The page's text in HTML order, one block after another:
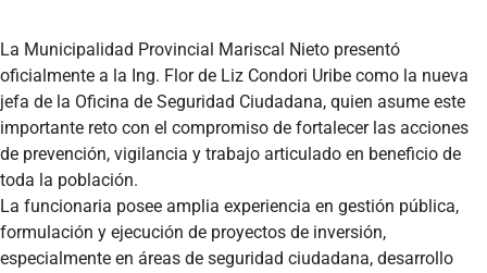
La Municipalidad Provincial Mariscal Nieto presentó
oficialmente a la Ing. Flor de Liz Condori Uribe como la nueva
jefa de la Oficina de Seguridad Ciudadana, quien asume este
importante reto con el compromiso de fortalecer las acciones
de prevención, vigilancia y trabajo articulado en beneficio de
toda la población.
La funcionaria posee amplia experiencia en gestión pública,
formulación y ejecución de proyectos de inversión,
especialmente en áreas de seguridad ciudadana, desarrollo